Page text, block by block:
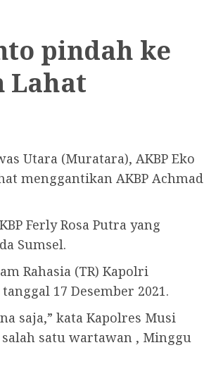
pindah ke
Lahat
Utara (Muratara), AKBP Eko
menggantikan AKBP Achmad
Ferly Rosa Putra yang
Sumsel.
Rahasia (TR) Kapolri
17 Desember 2021.
saja,” kata Kapolres Musi
salah satu wartawan , Minggu